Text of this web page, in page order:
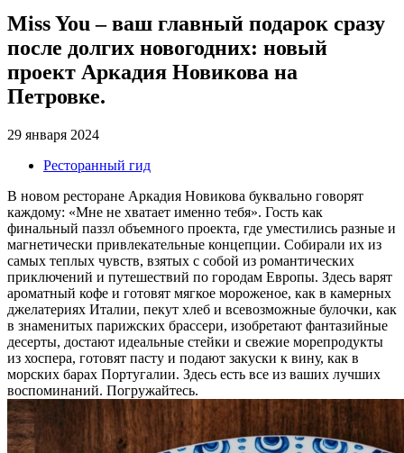
Miss You – ваш главный подарок сразу
после долгих новогодних: новый
проект Аркадия Новикова на
Петровке.
29 января 2024
Ресторанный гид
В новом ресторане Аркадия Новикова буквально говорят
каждому: «Мне не хватает‎ именно тебя». Гость как
финальный паззл объемного проекта, где уместились разные и
магнетически привлекательные концепции. Собирали их из
самых теплых чувств, взятых с собой из романтических
приключений и путешествий по городам Европы. Здесь варят
ароматный кофе и готовят мягкое мороженое, как в камерных
джелатериях Италии, пекут хлеб и всевозможные булочки, как
в знаменитых парижских брассери, изобретают фантазийные
десерты, достают идеальные стейки и свежие морепродукты
из хоспера, готовят пасту и подают закуски к вину, как в
морских барах Португалии. Здесь есть все из ваших лучших
воспоминаний. Погружайтесь.